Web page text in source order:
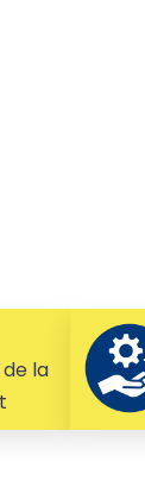
la